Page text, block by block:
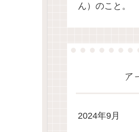
ん）のこと。
ア
2024年9月